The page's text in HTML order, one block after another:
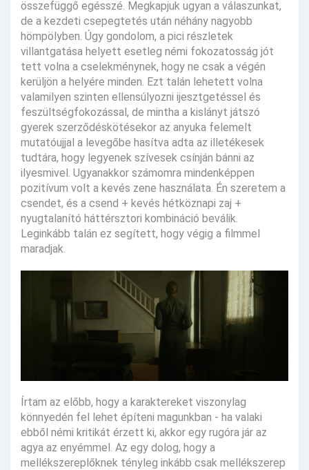
összefüggő egésszé. Megkapjuk ugyan a válaszunkat,
de a kezdeti csepegtetés után néhány nagyobb
hömpölyben. Úgy gondolom, a pici részletek
villantgatása helyett esetleg némi fokozatosság jót
tett volna a cselekménynek, hogy ne csak a végén
kerüljön a helyére minden. Ezt talán lehetett volna
valamilyen szinten ellensúlyozni ijesztgetéssel és
feszültségfokozással, de mintha a kislányt játszó
gyerek szerződéskötésekor az anyuka felemelt
mutatóujjal a levegőbe hasítva adta az illetékesek
tudtára, hogy legyenek szívesek csínján bánni az
ilyesmivel. Ugyanakkor számomra mindenképpen
pozitívum volt a kevés zene használata. Én szeretem a
csendet, és a csend + kevés hétköznapi zaj +
nyugtalanító háttérsztori kombináció beválik.
Leginkább talán ez segített, hogy végig a filmmel
maradjak.
Írtam az előbb, hogy a karaktereket viszonylag
könnyedén fel lehet építeni magunkban - ha valaki
ebből némi kritikát érzett ki, akkor egy rugóra jár az
agya az enyémmel. Az egy dolog, hogy a
mellékszereplőknek tényleg inkább csak mellékszerep